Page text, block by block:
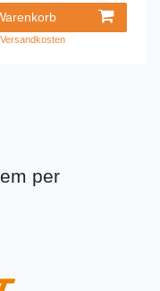
Versandkosten
per